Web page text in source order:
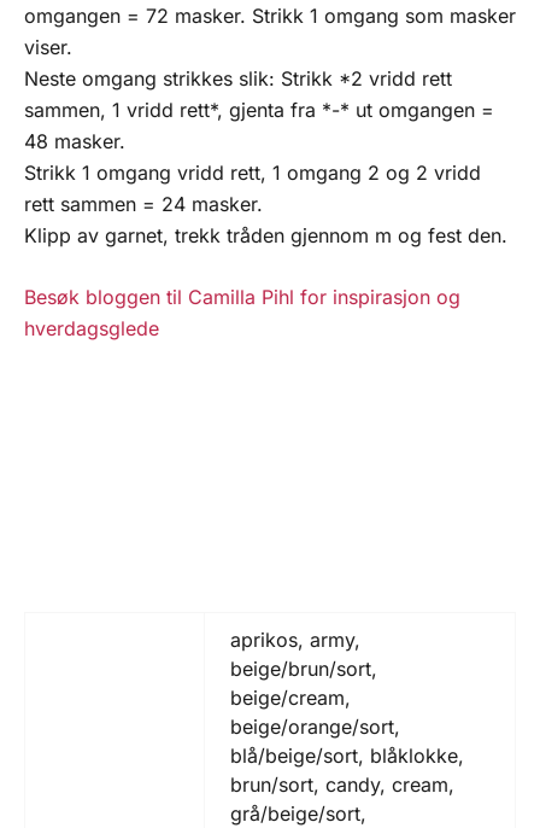
omgangen = 72 masker. Strikk 1 omgang som masker
viser.
Neste omgang strikkes slik: Strikk *2 vridd rett
sammen, 1 vridd rett*, gjenta fra *-* ut omgangen =
48 masker.
Strikk 1 omgang vridd rett, 1 omgang 2 og 2 vridd
rett sammen = 24 masker.
Klipp av garnet, trekk tråden gjennom m og fest den.
Besøk bloggen til Camilla Pihl for inspirasjon og
hverdagsglede
aprikos, army,
beige/brun/sort,
beige/cream,
beige/orange/sort,
blå/beige/sort, blåklokke,
brun/sort, candy, cream,
grå/beige/sort,